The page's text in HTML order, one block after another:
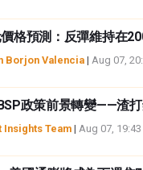
格預測：反彈維持在
Borjon Valencia| Aug 07,
政策前景轉變——渣
Insights Team | Aug 07,